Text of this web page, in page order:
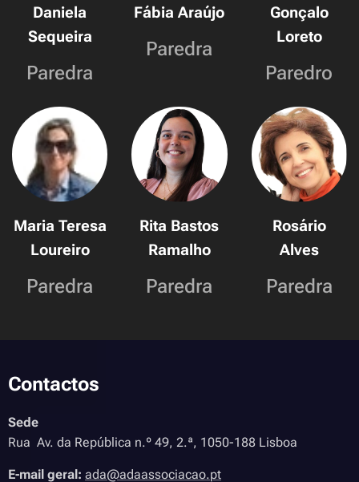
Daniela
Sequeira
Paredra
Fábia Araújo
Paredra
Gonçalo
Loreto
Paredro
Maria Teresa
Loureiro
Paredra
Rita Bastos
Ramalho
Paredra
Rosário
Alves
Paredra
Contactos
Sede
Rua Av. da República n.º 49, 2.ª, 1050-188 Lisboa
E-mail geral: ada@adaassociacao.pt